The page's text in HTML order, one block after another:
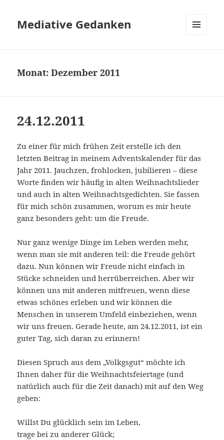
Mediative Gedanken
Monat:Dezember 2011
24.12.2011
Zu einer für mich frühen Zeit erstelle ich den
letzten Beitrag in meinem Adventskalender für das
Jahr 2011. Jauchzen, frohlocken, jubilieren – diese
Worte finden wir häufig in alten Weihnachtslieder
und auch in alten Weihnachtsgedichten. Sie fassen
für mich schön zusammen, worum es mir heute
ganz besonders geht: um die Freude.
Nur ganz wenige Dinge im Leben werden mehr,
wenn man sie mit anderen teil: die Freude gehört
dazu. Nun können wir Freude nicht einfach in
Stücke schneiden und herrüberreichen. Aber wir
können uns mit anderen mitfreuen, wenn diese
etwas schönes erleben und wir können die
Menschen in unserem Umfeld einbeziehen, wenn
wir uns freuen. Gerade heute, am 24.12.2011, ist ein
guter Tag, sich daran zu erinnern!
Diesen Spruch aus dem „Volkgsgut“ möchte ich
Ihnen daher für die Weihnachtsfeiertage (und
natürlich auch für die Zeit danach) mit auf den Weg
geben:
Willst Du glücklich sein im Leben,
trage bei zu anderer Glück;